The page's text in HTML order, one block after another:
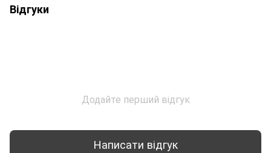
Відгуки
Додайте перший відгук
Написати відгук